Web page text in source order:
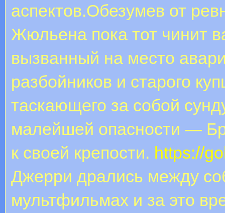
аспектов.Обезумев от
Жюльена пока тот чинит
вызванный на место
разбойников и старого
таскающего за собой
малейшей опасности —
к своей крепости. https://
Джерри дрались между
мультфильмах и за это